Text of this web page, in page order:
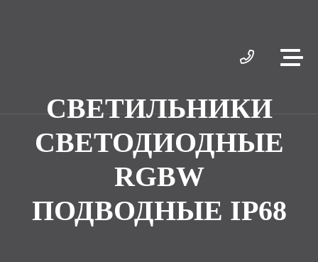
СВЕТИЛЬНИКИ
СВЕТОДИОДНЫЕ
RGBW
ПОДВОДНЫЕ IP68